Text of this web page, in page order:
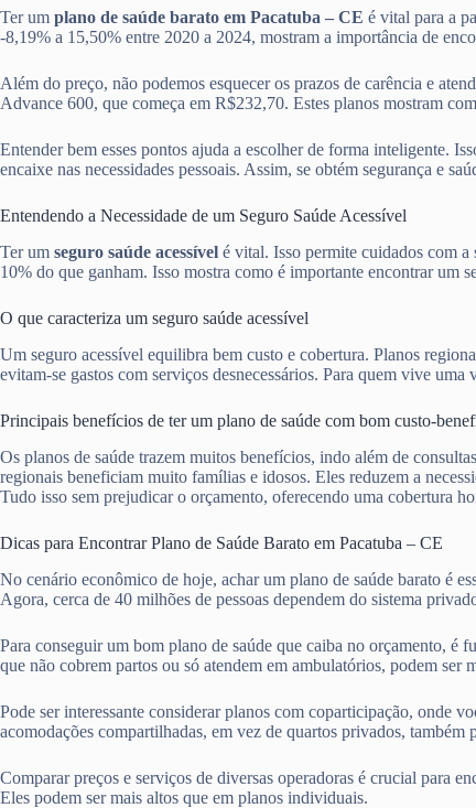
Ter um plano de saúde barato em Pacatuba – CE é vital para a
-8,19% a 15,50% entre 2020 a 2024, mostram a importância de
Além do preço, não podemos esquecer os prazos de carência e
Advance 600, que começa em R$232,70. Estes planos mostram
Entender bem esses pontos ajuda a escolher de forma inteligente.
encaixe nas necessidades pessoais. Assim, se obtém segurança e
Entendendo a Necessidade de um Seguro Saúde Acessível
Ter um seguro saúde acessível é vital. Isso permite cuidados com
10% do que ganham. Isso mostra como é importante encontrar um
O que caracteriza um seguro saúde acessível
Um seguro acessível equilibra bem custo e cobertura. Planos
evitam-se gastos com serviços desnecessários. Para quem vive
Principais benefícios de ter um plano de saúde com bom custo-
Os planos de saúde trazem muitos benefícios, indo além de
regionais beneficiam muito famílias e idosos. Eles reduzem a
Tudo isso sem prejudicar o orçamento, oferecendo uma cobertura
Dicas para Encontrar Plano de Saúde Barato em Pacatuba – CE
No cenário econômico de hoje, achar um plano de saúde barato é
Agora, cerca de 40 milhões de pessoas dependem do sistema
Para conseguir um bom plano de saúde que caiba no orçamento, é
que não cobrem partos ou só atendem em ambulatórios, podem ser
Pode ser interessante considerar planos com coparticipação, onde
acomodações compartilhadas, em vez de quartos privados, também
Comparar preços e serviços de diversas operadoras é crucial para
Eles podem ser mais altos que em planos individuais.